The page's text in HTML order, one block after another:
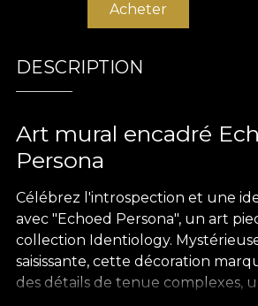
Acheter
DESCRIPTION
Art mural encadré
Persona
Célébrez l'introspection et une
avec "Echoed Persona", un art
collection Identiology.
saisissante, cette décoration
des détails de tenue complexes,